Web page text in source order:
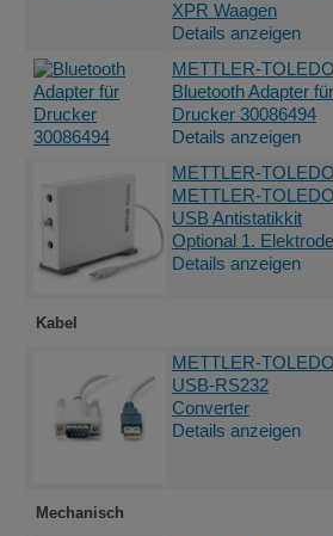
XPR Waagen
Details anzeigen
METTLER-TOLEDO
Bluetooth Adapter für
Drucker 30086494
Details anzeigen
METTLER-TOLEDO
METTLER-TOLEDO
USB Antistatikkit
Optional 1. Elektrode
Details anzeigen
Kabel
METTLER-TOLEDO
USB-RS232
Converter
Details anzeigen
Mechanisch